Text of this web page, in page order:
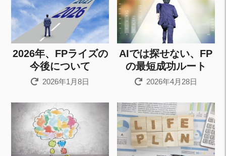
2026年、FPライズの
今後について
2026年1月8日
AIでは探せない、FP
の最短成功ルート
2026年4月28日